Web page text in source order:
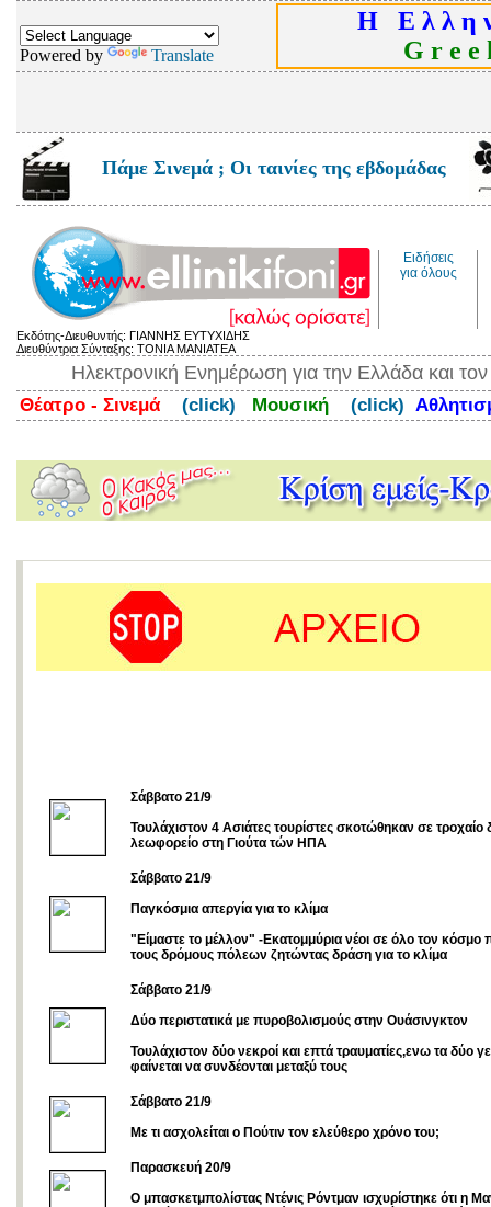
Powered by Translate
Η Ε λ λ η
G r e e
Πάμε Σινεμά ; Οι ταινίες της εβδομάδας
Ειδήσεις
για όλους
Εκδότης-Διευθυντής: ΓΙΑΝΝΗΣ ΕΥΤΥΧΙΔΗΣ
Διευθύντρια Σύνταξης: ΤΟΝΙΑ ΜΑΝΙΑΤΕΑ
Ηλεκτρονική Ενημέρωση για την Ελλάδα και
Θέατρο - Σινεμά (click) Μουσική (click)
Σάββατο 21/9
Τουλάχιστον 4 Ασιάτες τουρίστες σκοτώθηκαν σε τροχαίο
λεωφορείο στη Γιούτα τών ΗΠΑ
Σάββατο 21/9
Παγκόσμια απεργία για το κλίμα
"Είμαστε το μέλλον" -Εκατομμύρια νέοι σε όλο τον κόσμο
τους δρόμους πόλεων ζητώντας δράση για το κλίμα
Σάββατο 21/9
Δύο περιστατικά με πυροβολισμούς στην Ουάσινγκτον
Τουλάχιστον δύο νεκροί και επτά τραυματίες,ενω τα δύο
φαίνεται να συνδέονται μεταξύ τους
Σάββατο 21/9
Με τι ασχολείται ο Πούτιν τον ελεύθερο χρόνο του;
Παρασκευή 20/9
Ο μπασκετμπολίστας Ντένις Ρόντμαν ισχυρίστηκε ότι η